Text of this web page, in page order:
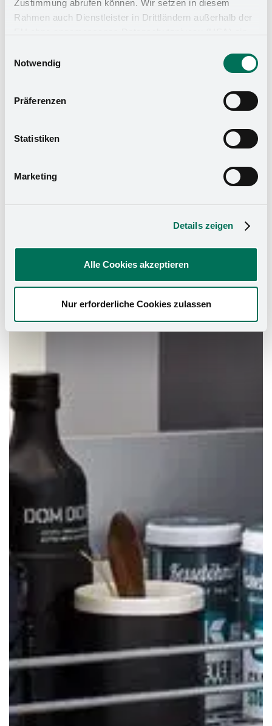
Zustimmung abrufen können. Wir setzen in diesem
Rahmen auch Dienstleister in Drittländern außerhalb der
zu Sicherheits- und Überwachungszwecken zugreifen,
Rechtsmittel einlegen können. Mit Ihrer Einstellung
willigen Sie in die oben beschriebenen Vorgänge ein. Sie
widerrufen. Mehr Informationen finden Sie in unserer
Impressum.
Notwendig
Präferenzen
Statistiken
Marketing
Details zeigen
Alle Cookies akzeptieren
Nur erforderliche Cookies zulassen